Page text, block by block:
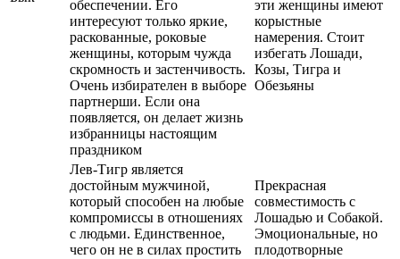
обеспечении. Его
интересуют только яркие,
раскованные, роковые
женщины, которым чужда
скромность и застенчивость.
Очень избирателен в выборе
партнерши. Если она
появляется, он делает жизнь
избранницы настоящим
праздником
эти женщины имеют
корыстные
намерения. Стоит
избегать Лошади,
Козы, Тигра и
Обезьяны
Лев-Тигр является
достойным мужчиной,
который способен на любые
компромиссы в отношениях
с людьми. Единственное,
чего он не в силах простить
Прекрасная
совместимость с
Лошадью и Собакой.
Эмоциональные, но
плодотворные